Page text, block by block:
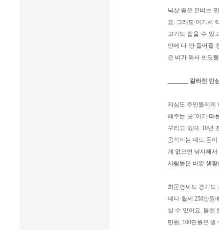
넉살 좋은 은비는
요. 그래도 여기서
고기도 잡을 수 있
안에 다 안 들어올
은 비가 와서 반딧
_______ 갈라진
지심도 주민들에게
해주는 곳”이기 때
꾸리고 있다. 10년
움직이는 데도 돈
게 없으면 낚시해
사람들은 바깥 생
최문영씨도 경기도
데다 월세 250만원
살 수 있어요. 봄엔
만원, 100만원은